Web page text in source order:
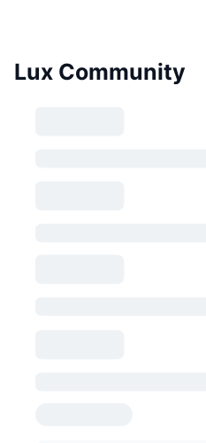
Lux Community